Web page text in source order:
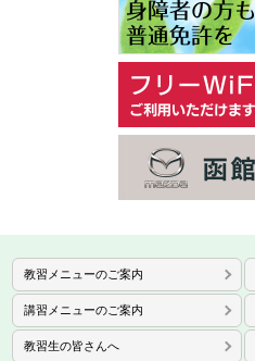
教習メニューのご案内
講習メニューのご案内
教習生の皆さんへ